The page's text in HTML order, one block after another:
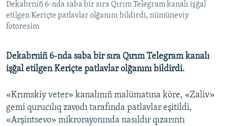
Dekabrniñ 6-nda saba bir sıra Qırım Telegram kanalı işğal
etilgen Keriçte patlavlar olğanını bildirdi, nümüneviy
fotoresim
Dekabrniñ 6-nda saba bir sıra Qırım Telegram kanalı
işğal etilgen Keriçte patlavlar olğanını bildirdi.
«Krımskiy veter» kanalınıñ malümatına köre, «Zaliv»
gemi qurucılıq zavodı tarafında patlavlar eşitildi,
«Arşintsevo» mikrorayonında nasıldır qızarıntı